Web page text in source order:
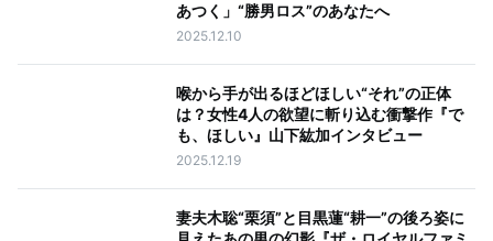
あつく」“勝男ロス”のあなたへ
2025.12.10
喉から手が出るほどほしい“それ”の正体
は？女性4人の欲望に斬り込む衝撃作『で
も、ほしい』山下紘加インタビュー
2025.12.19
妻夫木聡“栗須”と目黒蓮“耕一”の後ろ姿に